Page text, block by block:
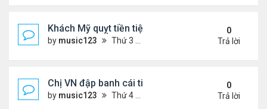
Khách Mỹ quỵt tiền tiệm nail người Việt
by music123 Thứ 3 Tháng 3 31, 2026 4:25 pm
0
Trả lời
Chị VN đập banh cái tiệm Dollar Tree
by music123 Thứ 4 Tháng 3 25, 2026 7:25 pm
0
Trả lời